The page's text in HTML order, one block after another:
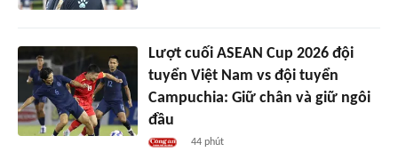
Lượt cuối ASEAN Cup 2026 đội
tuyển Việt Nam vs đội tuyển
Campuchia: Giữ chân và giữ ngôi
đầu
44 phút